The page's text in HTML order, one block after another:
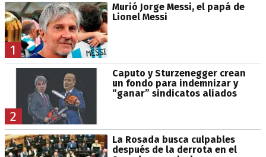
1
Murió Jorge Messi, el papá de
Lionel Messi
2
Caputo y Sturzenegger crean
un fondo para indemnizar y
“ganar” sindicatos aliados
La Rosada busca culpables
después de la derrota en el